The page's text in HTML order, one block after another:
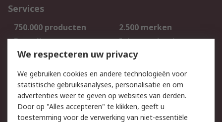
Services
750.000 producten
2.500 merken
Bestellen
Inkoopoplossingen
Retouren
Technisch advies
Track & Trace
Wettelijk
Cookiebeleid
Email veiligheid
We respecteren uw privacy
We gebruiken cookies en andere technologieën voor
statistische gebruiksanalyses, personalisatie en om
advertenties weer te geven op websites van derden.
Door op "Alles accepteren" te klikken, geeft u
toestemming voor de verwerking van niet-essentiële